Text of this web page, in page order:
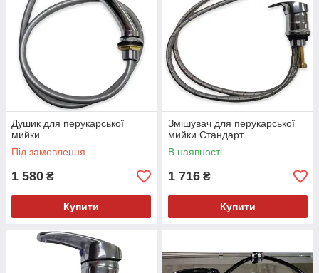
Душик для перукарської
мийки
Під замовлення
1 580 ₴
Купити
Змішувач для перукарської
мийки Стандарт
В наявності
1 716 ₴
Купити